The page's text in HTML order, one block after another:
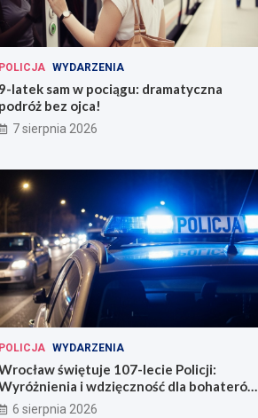
POLICJA WYDARZENIA
9-latek sam w pociągu: dramatyczna
podróż bez ojca!
7 sierpnia 2026
POLICJA WYDARZENIA
świętuje 107-lecie Policji:
i wdzięczność dla bohaterów
6 sierpnia 2026